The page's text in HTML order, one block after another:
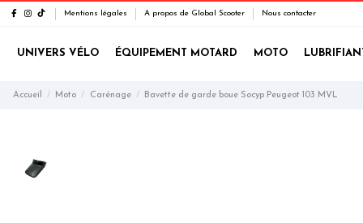
Mentions légales A propos de Global Scooter Nous contacter
UNIVERS VÉLO ÉQUIPEMENT MOTARD MOTO LUBRIFIANT
Accueil Moto Carénage Bavette de garde boue Socyp Peugeot 103 MVL